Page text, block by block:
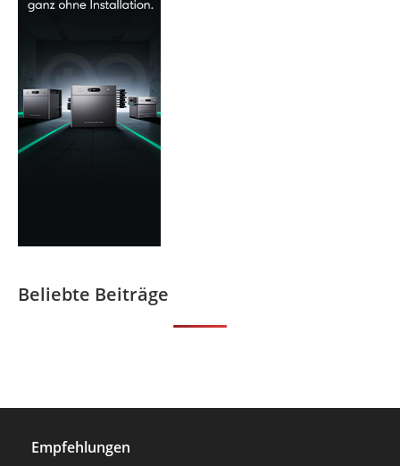
Beliebte Beiträge
Empfehlungen